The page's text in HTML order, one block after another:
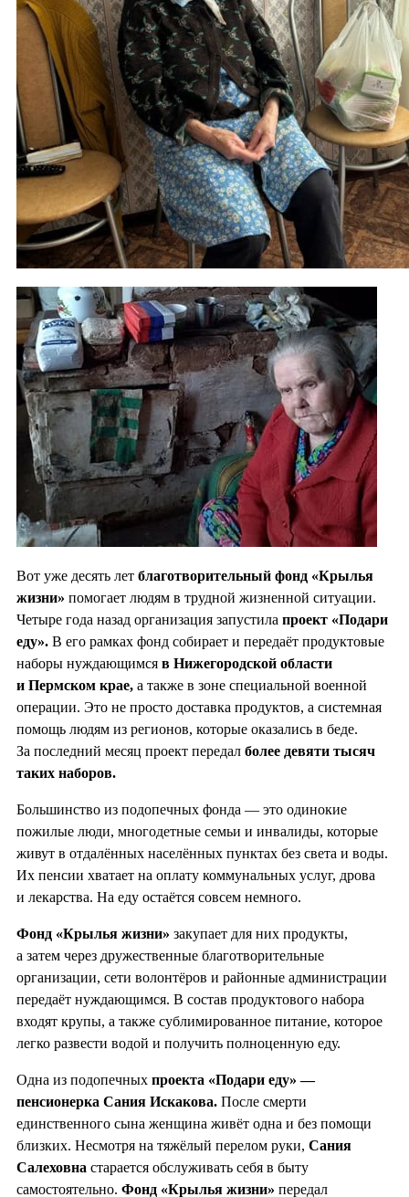
Вот уже десять лет благотворительный фонд «Крылья
жизни» помогает людям в трудной жизненной ситуации.
Четыре года назад организация запустила проект «Подари
еду». В его рамках фонд собирает и передаёт продуктовые
наборы нуждающимся в Нижегородской области
и Пермском крае, а также в зоне специальной военной
операции. Это не просто доставка продуктов, а системная
помощь людям из регионов, которые оказались в беде.
За последний месяц проект передал более девяти тысяч
таких наборов.
Большинство из подопечных фонда — это одинокие
пожилые люди, многодетные семьи и инвалиды, которые
живут в отдалённых населённых пунктах без света и воды.
Их пенсии хватает на оплату коммунальных услуг, дрова
и лекарства. На еду остаётся совсем немного.
Фонд «Крылья жизни» закупает для них продукты,
а затем через дружественные благотворительные
организации, сети волонтёров и районные администрации
передаёт нуждающимся. В состав продуктового набора
входят крупы, а также сублимированное питание, которое
легко развести водой и получить полноценную еду.
Одна из подопечных проекта «Подари еду» —
пенсионерка Сания Искакова. После смерти
единственного сына женщина живёт одна и без помощи
близких. Несмотря на тяжёлый перелом руки, Сания
Салеховна старается обслуживать себя в быту
самостоятельно. Фонд «Крылья жизни» передал